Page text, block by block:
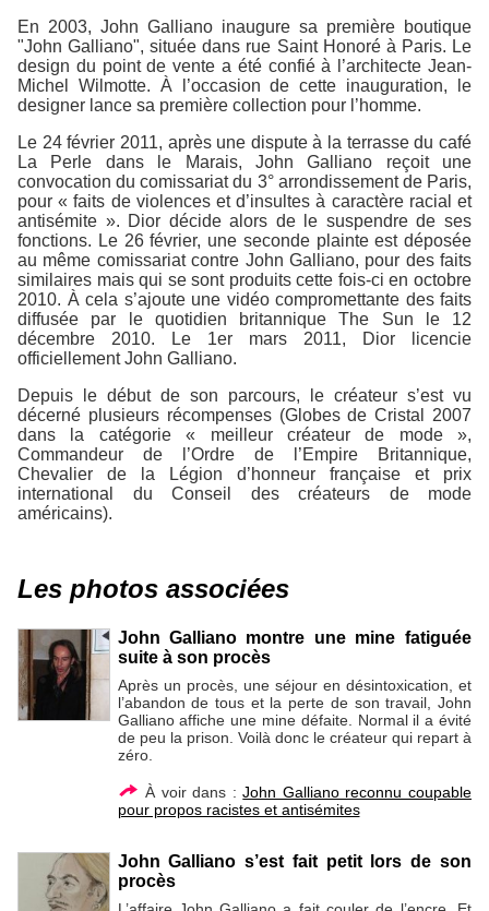
En 2003, John Galliano inaugure sa première boutique
"John Galliano", située dans rue Saint Honoré à Paris. Le
design du point de vente a été confié à l’architecte Jean-
Michel Wilmotte. À l’occasion de cette inauguration, le
designer lance sa première collection pour l’homme.
Le 24 février 2011, après une dispute à la terrasse du café
La Perle dans le Marais, John Galliano reçoit une
convocation du comissariat du 3° arrondissement de Paris,
pour « faits de violences et d’insultes à caractère racial et
antisémite ». Dior décide alors de le suspendre de ses
fonctions. Le 26 février, une seconde plainte est déposée
au même comissariat contre John Galliano, pour des faits
similaires mais qui se sont produits cette fois-ci en octobre
2010. À cela s’ajoute une vidéo compromettante des faits
diffusée par le quotidien britannique The Sun le 12
décembre 2010. Le 1er mars 2011, Dior licencie
officiellement John Galliano.
Depuis le début de son parcours, le créateur s’est vu
décerné plusieurs récompenses (Globes de Cristal 2007
dans la catégorie « meilleur créateur de mode »,
Commandeur de l’Ordre de l’Empire Britannique,
Chevalier de la Légion d’honneur française et prix
international du Conseil des créateurs de mode
américains).
Les photos associées
John Galliano montre une mine fatiguée
suite à son procès
Après un procès, une séjour en désintoxication, et
l’abandon de tous et la perte de son travail, John
Galliano affiche une mine défaite. Normal il a évité
de peu la prison. Voilà donc le créateur qui repart à
zéro.
À voir dans :John Galliano reconnu coupable
pour propos racistes et antisémites
John Galliano s’est fait petit lors de son
procès